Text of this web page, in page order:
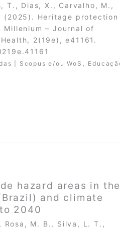
T., Dias, X., Carvalho, M.,
(2025). Heritage protection
– Journal of
2(19e), e41161.
| Scopus e/ou WoS ,
hazard areas in the
and climate
2040
Rosa, M. B., Silva, L. T.,